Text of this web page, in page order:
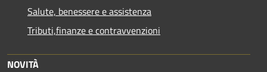
Salute, benessere e assistenza
Tributi,finanze e contravvenzioni
NOVITÀ